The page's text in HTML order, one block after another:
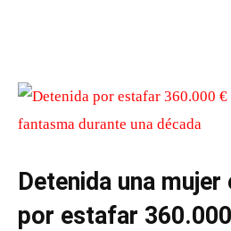
Detenida una
por estafar